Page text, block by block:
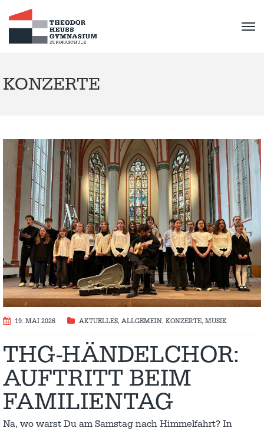
KONZERTE
19. MAI 2026 AKTUELLES, ALLGEMEIN, KONZERTE, MUSIK
THG-HÄNDELCHOR:
AUFTRITT BEIM
FAMILIENTAG
Na, wo warst Du am Samstag nach Himmelfahrt? In